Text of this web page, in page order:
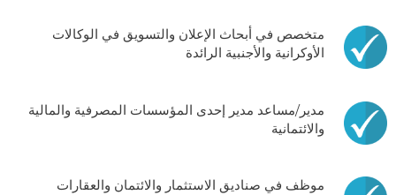
متخصص في أبحاث الإعلان والتسويق في الوكالات
الأوكرانية والأجنبية الرائدة
مدير/مساعد مدير إحدى المؤسسات المصرفية والمالية
والائتمانية
موظف في صناديق الاستثمار والائتمان والعقارات